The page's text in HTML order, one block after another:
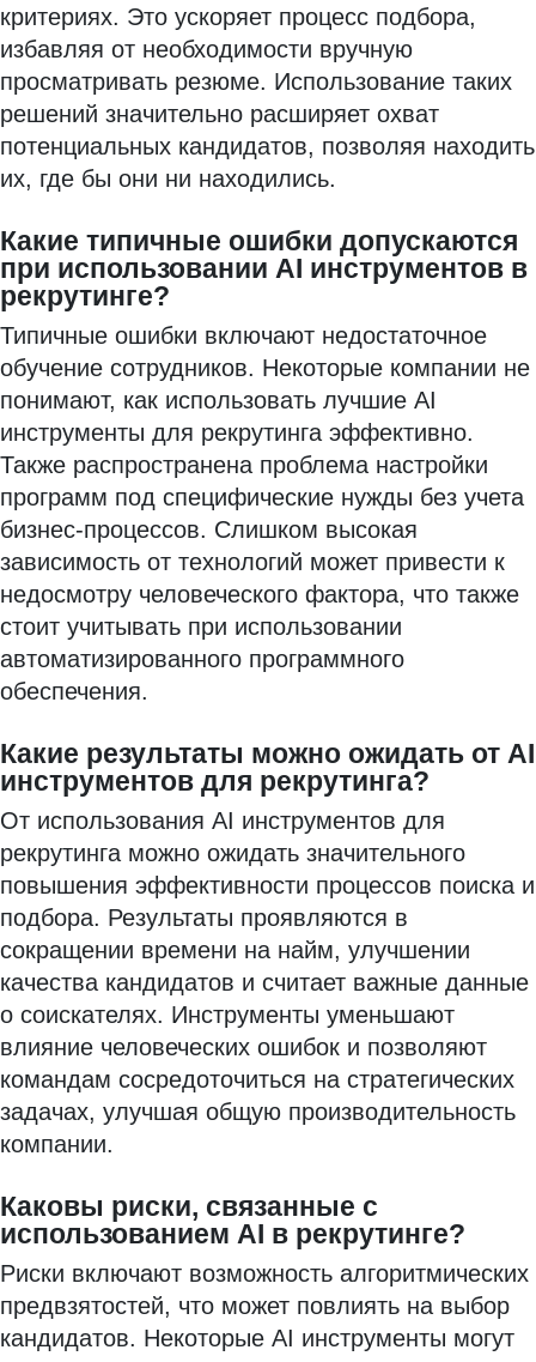
критериях. Это ускоряет процесс подбора,
избавляя от необходимости вручную
просматривать резюме. Использование таких
решений значительно расширяет охват
потенциальных кандидатов, позволяя находить
их, где бы они ни находились.
Какие типичные ошибки допускаются
при использовании AI инструментов в
рекрутинге?
Типичные ошибки включают недостаточное
обучение сотрудников. Некоторые компании не
понимают, как использовать лучшие AI
инструменты для рекрутинга эффективно.
Также распространена проблема настройки
программ под специфические нужды без учета
бизнес-процессов. Слишком высокая
зависимость от технологий может привести к
недосмотру человеческого фактора, что также
стоит учитывать при использовании
автоматизированного программного
обеспечения.
Какие результаты можно ожидать от AI
инструментов для рекрутинга?
От использования AI инструментов для
рекрутинга можно ожидать значительного
повышения эффективности процессов поиска и
подбора. Результаты проявляются в
сокращении времени на найм, улучшении
качества кандидатов и считает важные данные
о соискателях. Инструменты уменьшают
влияние человеческих ошибок и позволяют
командам сосредоточиться на стратегических
задачах, улучшая общую производительность
компании.
Каковы риски, связанные с
использованием AI в рекрутинге?
Риски включают возможность алгоритмических
предвзятостей, что может повлиять на выбор
кандидатов. Некоторые AI инструменты могут